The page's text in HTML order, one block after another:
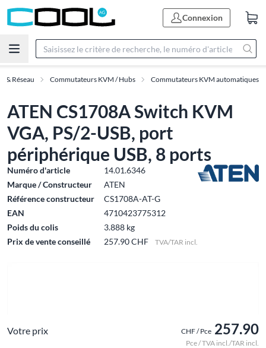
Connexion
& Réseau Commutateurs KVM / Hubs Commutateurs KVM automatiques
ATEN CS1708A Switch KVM
VGA, PS/2-USB, port
périphérique USB, 8 ports
Numéro d'article
14.01.6346
Marque / Constructeur
ATEN
Référence constructeur
CS1708A-AT-G
EAN
4710423775312
Poids du colis
3.888 kg
Prix de vente conseillé
257.90 CHF TVA/TAR incl.
Votre prix CHF / Pce 257.90
Pce / TVA incl./TAR incl.